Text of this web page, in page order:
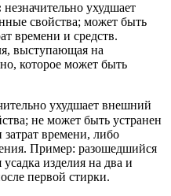
незначительно ухудшает
свойства; может быть
времени и средств.
выступающая на
которое может быть
ухудшает внешний
не может быть устранен
затрат времени, либо
Пример: разошедшийся
изделия на два и
первой стирки.